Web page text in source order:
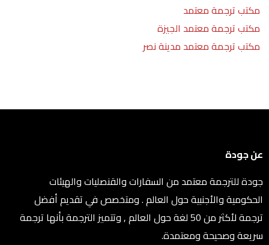
مكتب ترجمة معتمد
مكتب ترجمة معتمد الجيزة
مكتب ترجمة معتمد مدينة نصر
عن جودة
جودة للترجمة معتمد من السفارات والقنصليات والهيئات
الحكومية والأجنبية حول العالم . ومتخصص في تقديم أفضل
ترجمة لأكثر من 50 لغة حول العالم , وتتميز الترجمة بأنها ترجمة
سريعة وصحيحة ومعتمدة.